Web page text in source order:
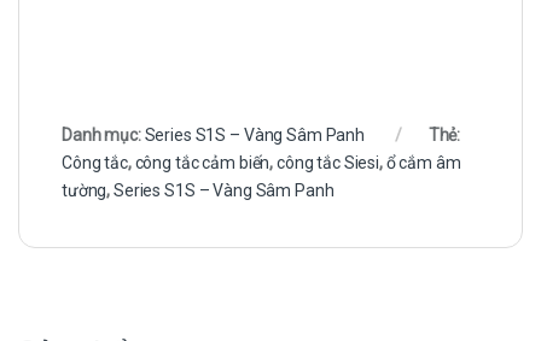
Danh mục:Series S1S – Vàng Sâm Panh
Thẻ:
Công tắc,công tắc cảm biến,công tắc Siesi,ổ cắm âm
tường,Series S1S – Vàng Sâm Panh